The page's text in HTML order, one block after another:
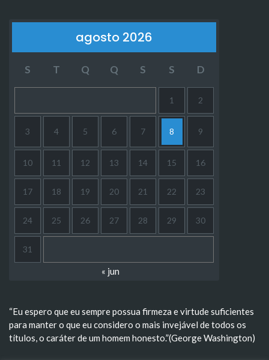
agosto 2026
S T Q Q S S D
1 2
3 4 5 6 7 8 9
10 11 12 13 14 15 16
17 18 19 20 21 22 23
24 25 26 27 28 29 30
31
« jun
“Eu espero que eu sempre possua firmeza e virtude suficientes
para manter o que eu considero o mais invejável de todos os
títulos, o caráter de um homem honesto.”(George Washington)